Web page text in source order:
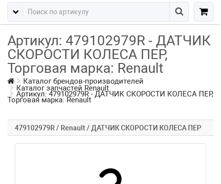
Артикул: 479102979R - ДАТЧИК
СКОРОСТИ КОЛЕСА ПЕР,
Торговая марка: Renault
Каталог брендов-производителей
Каталог запчастей Renault
Артикул: 479102979R - ДАТЧИК СКОРОСТИ КОЛЕСА ПЕР,
Торговая марка: Renault
479102979R / Renault / ДАТЧИК СКОРОСТИ КОЛЕСА ПЕР